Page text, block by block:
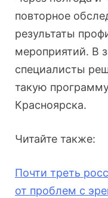
повторное
результаты
мероприятий. В
специалисты
такую
Красноярска.
Читайте также:
Почти треть
от проблем с